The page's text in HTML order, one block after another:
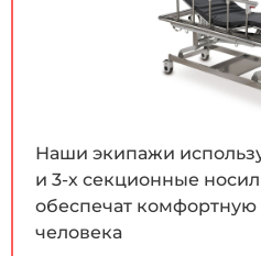
Наши экипажи
и 3-х секционные
обеспечат комфортную
человека